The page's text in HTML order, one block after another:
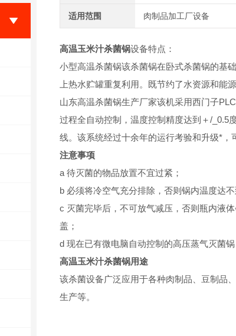
适用范围 肉制品加工厂设备
高温玉米汁杀菌锅设备特点：
小型高温杀菌锅该杀菌锅在卧式杀菌锅的基
上热水贮罐重复利用。既节约了水资源和能
山东高温杀菌锅生产厂家该机采用西门子
过程全自动控制，温度控制精度达到＋/_0.5
线。该系统经过十余年的运行考验和升级*，
注意事项
a 待灭菌的物品放置不宜过紧；
b 必须将冷空气充分排除，否则锅内温度达
c 灭菌完毕后，不可放气减压，否则瓶内液
盖；
d 现在已有微电脑自动控制的高压蒸气灭菌
高温玉米汁杀菌锅用途
该杀菌设备广泛应用于各种肉制品、豆制品
生产等。